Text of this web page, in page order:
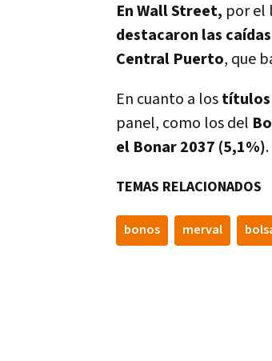
En Wall Street, por el
destacaron las
Central Puerto, que
En cuanto a lostí­tulos
panel, como los del
el Bonar 2037 (5,1%).
TEMAS RELACIONADOS
bonos merval